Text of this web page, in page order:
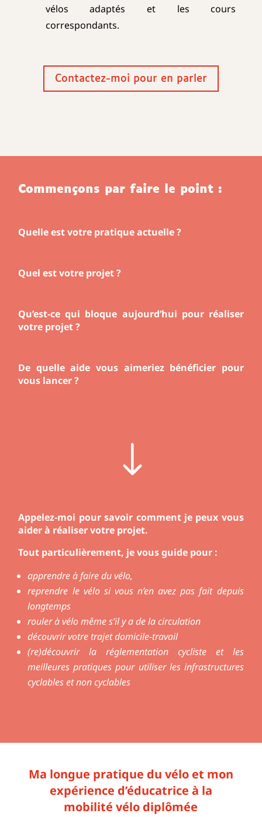
vélos adaptés et les cours
correspondants.
Contactez-moi pour en parler
Commençons par faire le point :
Quelle est votre pratique actuelle ?
Quel est votre projet ?
Qu’est-ce qui bloque aujourd’hui pour réaliser
votre projet ?
De quelle aide vous aimeriez bénéficier pour
vous lancer ?
"
Appelez-moi pour savoir comment je peux vous
aider à réaliser votre projet.
Tout particulièrement, je vous guide pour :
apprendre à faire du vélo,
reprendre le vélo si vous n’en avez pas fait depuis
longtemps
rouler à vélo même s’il y a de la circulation
découvrir votre trajet domicile-travail
(re)découvrir la réglementation cycliste et les
meilleures pratiques pour utiliser les infrastructures
cyclables et non cyclables
Ma longue pratique du vélo et mon
expérience d’éducatrice à la
mobilité vélo diplômée